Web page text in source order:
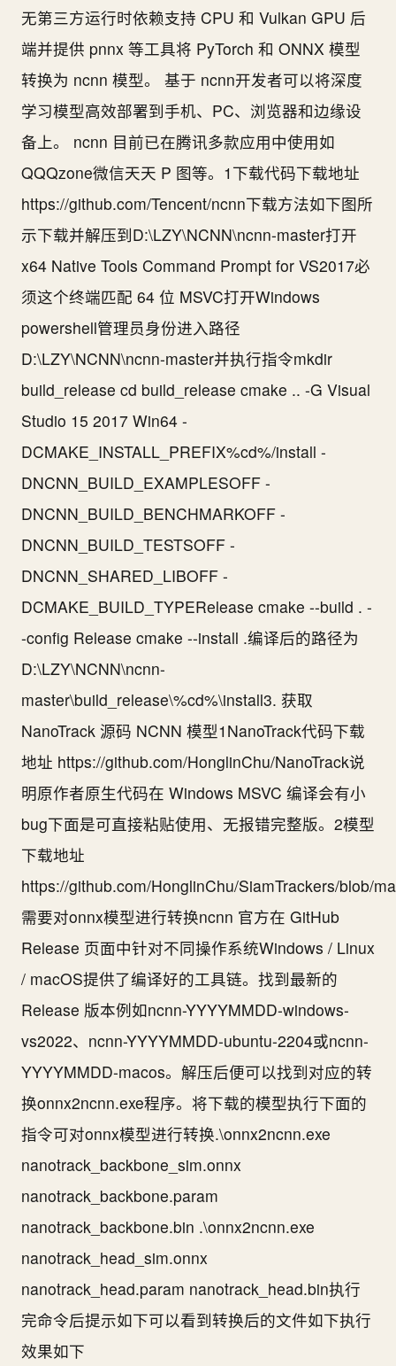
无第三方运行时依赖支持 CPU 和 Vulkan GPU 后
端并提供 pnnx 等工具将 PyTorch 和 ONNX 模型
转换为 ncnn 模型。 基于 ncnn开发者可以将深度
学习模型高效部署到手机、PC、浏览器和边缘设
备上。 ncnn 目前已在腾讯多款应用中使用如
QQQzone微信天天 P 图等。1下载代码下载地址
https://github.com/Tencent/ncnn下载方法如下图所
示​下载并解压到D:\LZY\NCNN\ncnn-master打开
x64 Native Tools Command Prompt for VS2017必
须这个终端匹配 64 位 MSVC打开Windows
powershell管理员身份进入路径
D:\LZY\NCNN\ncnn-master并执行指令mkdir
build_release cd build_release cmake .. -G Visual
Studio 15 2017 Win64 -
DCMAKE_INSTALL_PREFIX%cd%/install -
DNCNN_BUILD_EXAMPLESOFF -
DNCNN_BUILD_BENCHMARKOFF -
DNCNN_BUILD_TESTSOFF -
DNCNN_SHARED_LIBOFF -
DCMAKE_BUILD_TYPERelease cmake --build . -
-config Release cmake --install .编译后的路径为
D:\LZY\NCNN\ncnn-
master\build_release\%cd%\install3. 获取
NanoTrack 源码 NCNN 模型1NanoTrack代码下载
地址 https://github.com/HonglinChu/NanoTrack说
明原作者原生代码在 Windows MSVC 编译会有小
bug下面是可直接粘贴使用、无报错完整版。2模型
下载地址
https://github.com/HonglinChu/SiamTrackers/blob/
需要对onnx模型进行转换ncnn 官方在 GitHub
Release 页面中针对不同操作系统Windows / Linux
/ macOS提供了编译好的工具链。找到最新的
Release 版本例如ncnn-YYYYMMDD-windows-
vs2022、ncnn-YYYYMMDD-ubuntu-2204或ncnn-
YYYYMMDD-macos。解压后便可以找到对应的转
换onnx2ncnn.exe程序。将下载的模型执行下面的
指令可对onnx模型进行转换.\onnx2ncnn.exe
nanotrack_backbone_sim.onnx
nanotrack_backbone.param
nanotrack_backbone.bin .\onnx2ncnn.exe
nanotrack_head_sim.onnx
nanotrack_head.param nanotrack_head.bin执行
完命令后提示如下可以看到转换后的文件如下执行
效果如下